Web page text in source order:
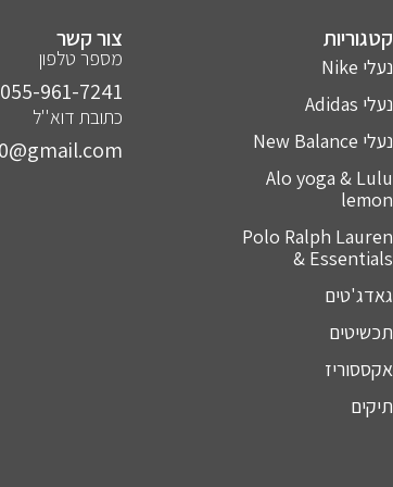
קטגוריות
נעלי Nike
נעלי Adidas
נעלי New Balance
Alo yoga & Lulu
lemon
Polo Ralph Lauren
& Essentials
גאדג'טים
תכשיטים
אקססוריז
תיקים
צור קשר
מספר טלפון
055-961-7241⁩
כתובת דוא''ל